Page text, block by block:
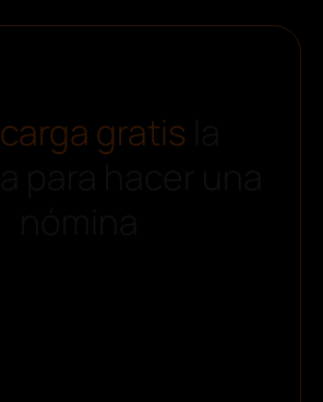
gratis